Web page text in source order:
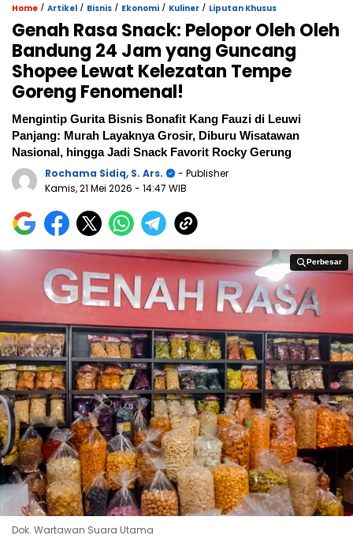
Home / Artikel / Bisnis / Ekonomi / Kuliner / Liputan Khusus
Genah Rasa Snack: Pelopor Oleh Oleh
Bandung 24 Jam yang Guncang
Shopee Lewat Kelezatan Tempe
Goreng Fenomenal!
Mengintip Gurita Bisnis Bonafit Kang Fauzi di Leuwi
Panjang: Murah Layaknya Grosir, Diburu Wisatawan
Nasional, hingga Jadi Snack Favorit Rocky Gerung
Rochama Sidiq, S. Ars.
- Publisher
Kamis, 21 Mei 2026 - 14:47 WIB
Perbesar
Perbesar
Dok. Wartawan Suara Utama